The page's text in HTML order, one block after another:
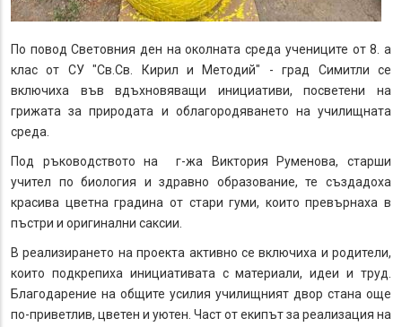
По повод Световния ден на околната среда учениците от 8. а
клас от СУ "Св.Св. Кирил и Методий" - град Симитли се
включиха във вдъхновяващи инициативи, посветени на
грижата за природата и облагородяването на училищната
среда.
Под ръководството на г-жа Виктория Руменова, старши
учител по биология и здравно образование, те създадоха
красива цветна градина от стари гуми, които превърнаха в
пъстри и оригинални саксии.
В реализирането на проекта активно се включиха и родители,
които подкрепиха инициативата с материали, идеи и труд.
Благодарение на общите усилия училищният двор стана още
по-приветлив, цветен и уютен. Част от екипът за реализация на